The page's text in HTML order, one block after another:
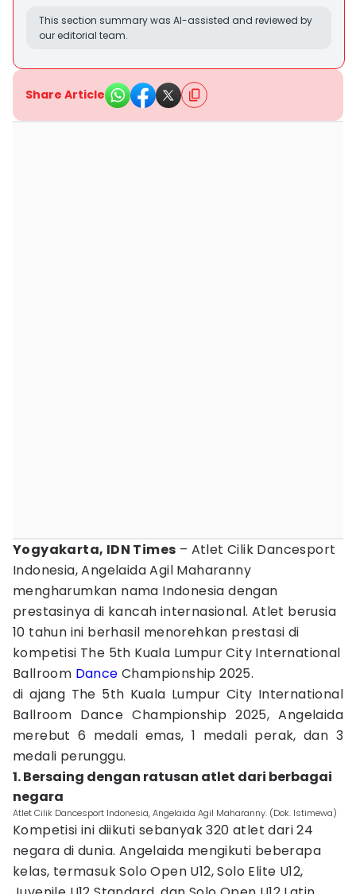
This section summary was AI-assisted and reviewed by
our editorial team.
Share Article
Yogyakarta, IDN Times – Atlet Cilik Dancesport
Indonesia, Angelaida Agil Maharanny
mengharumkan nama Indonesia dengan
prestasinya di kancah internasional. Atlet berusia
10 tahun ini berhasil menorehkan prestasi di
kompetisi The 5th Kuala Lumpur City International
Ballroom Dance Championship 2025.
di ajang The 5th Kuala Lumpur City International
Ballroom Dance Championship 2025, Angelaida
merebut 6 medali emas, 1 medali perak, dan 3
medali perunggu.
1. Bersaing dengan ratusan atlet dari berbagai
negara
Atlet Cilik Dancesport Indonesia, Angelaida Agil Maharanny. (Dok. Istimewa)
Kompetisi ini diikuti sebanyak 320 atlet dari 24
negara di dunia. Angelaida mengikuti beberapa
kelas, termasuk Solo Open U12, Solo Elite U12,